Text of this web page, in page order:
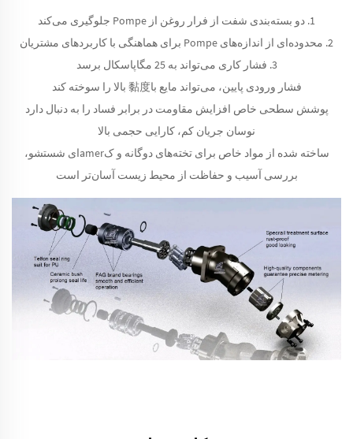
1. دو بسته‌بندی شفت از فرار روغن از Pompe جلوگیری می‌کند
2. محدوده‌ای از اندازه‌های Pompe برای هماهنگی با کاربردهای مشتریان
3. فشار کاری می‌تواند به 25 مگاپاسکال برسد
فشار ورودی پایین، می‌تواند مایع با黏度 بالا را سوخته کند
پوشش سطحی خاص افزایش مقاومت در برابر فساد را به دنبال دارد
نوسان جریان کم، کارایی حجمی بالا
ساخته شده از مواد خاص برای تخته‌های دوگانه و کamerای شستشو،
بررسی آسیب و حفاظت از محیط زیست آسان‌تر است